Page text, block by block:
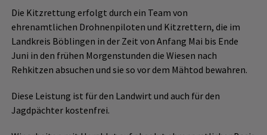
Die Kitzrettung erfolgt durch ein Team von
ehrenamtlichen Drohnenpiloten und Kitzrettern, die im
Landkreis Böblingen in der Zeit von Anfang Mai bis Ende
Juni in den frühen Morgenstunden die Wiesen nach
Rehkitzen absuchen und sie so vor dem Mähtod bewahren.
Diese Leistung ist für den Landwirt und auch für den
Jagdpächter kostenfrei.